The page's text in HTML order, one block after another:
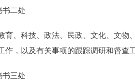
二处
、科技、政法、民政、文化、文物、
作，以及有关事项的跟踪调研和督查
三处